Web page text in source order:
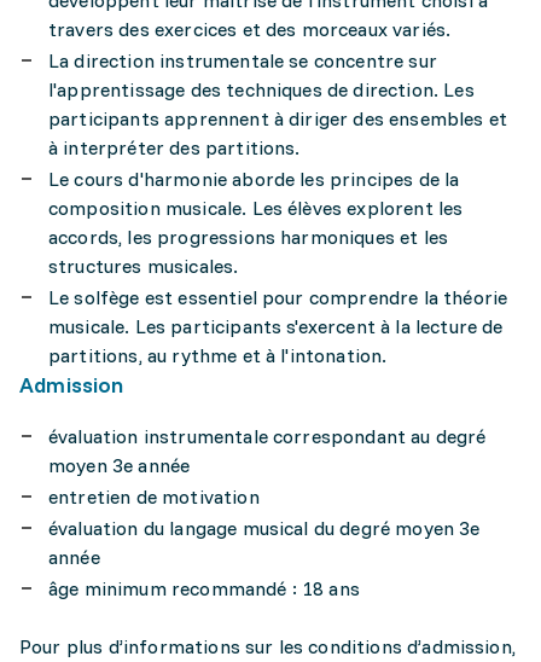
travers des exercices et des morceaux variés.
La direction instrumentale se concentre sur
l'apprentissage des techniques de direction. Les
participants apprennent à diriger des ensembles et
à interpréter des partitions.
Le cours d'harmonie aborde les principes de la
composition musicale. Les élèves explorent les
accords, les progressions harmoniques et les
structures musicales.
Le solfège est essentiel pour comprendre la théorie
musicale. Les participants s'exercent à la lecture de
partitions, au rythme et à l'intonation.
Admission
évaluation instrumentale correspondant au degré
moyen 3e année
entretien de motivation
évaluation du langage musical du degré moyen 3e
année
âge minimum recommandé : 18 ans
Pour plus d’informations sur les conditions d’admission,